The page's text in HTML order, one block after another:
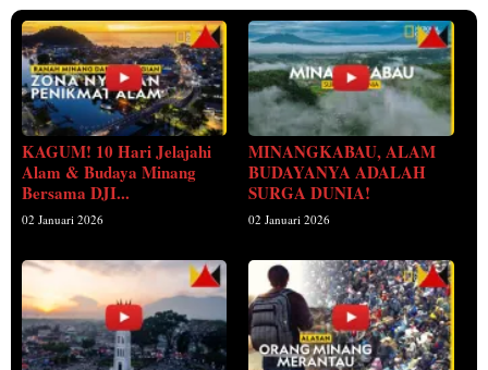
KAGUM! 10 Hari Jelajahi
Alam & Budaya Minang
Bersama DJI...
02 Januari 2026
MINANGKABAU, ALAM
BUDAYANYA ADALAH
SURGA DUNIA!
02 Januari 2026